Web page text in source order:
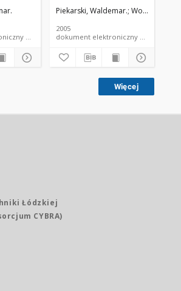
dokument elektroniczny czasopismo
Piekarski, Waldemar. Woźniak,
2005
dokument elektroniczny czasopismo
Więcej
Łódzkiej
CYBRA)